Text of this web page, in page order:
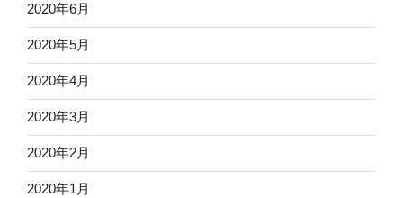
2020年6月
2020年5月
2020年4月
2020年3月
2020年2月
2020年1月